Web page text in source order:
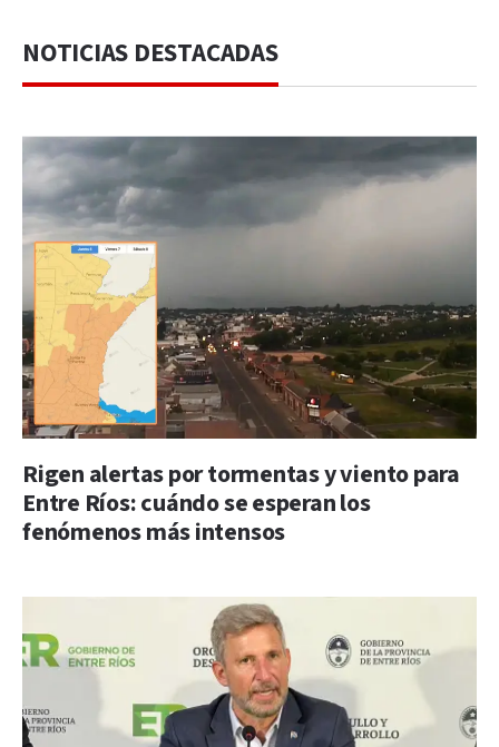
NOTICIAS DESTACADAS
Rigen alertas por tormentas y viento para
Entre Ríos: cuándo se esperan los
fenómenos más intensos